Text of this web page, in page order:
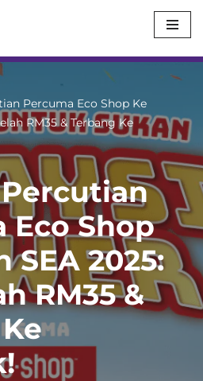
Percuma Eco Shop Ke
RM35 & Terbang Ke
Eco Shop
SEA 2025:
RM35 &